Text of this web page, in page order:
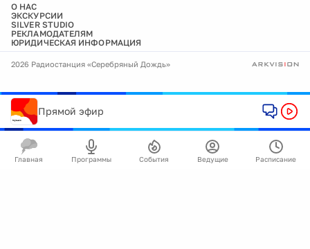
О НАС
ЭКСКУРСИИ
SILVER STUDIO
РЕКЛАМОДАТЕЛЯМ
ЮРИДИЧЕСКАЯ ИНФОРМАЦИЯ
2026 Радиостанция «Серебряный Дождь»
Прямой эфир
Главная Программы События Ведущие Расписание